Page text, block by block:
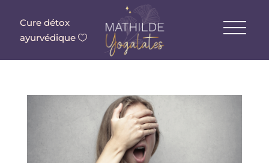
Cure détox
ayurvédique